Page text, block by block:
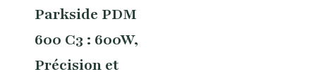
Parkside PDM
600 C3 : 600W,
Précision et